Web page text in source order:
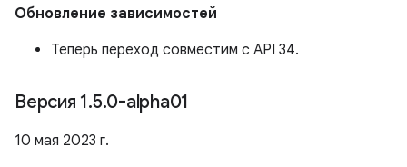
Обновление зависимостей
Теперь переход совместим с API 34.
Версия 1.5.0-alpha01
10 мая 2023 г.